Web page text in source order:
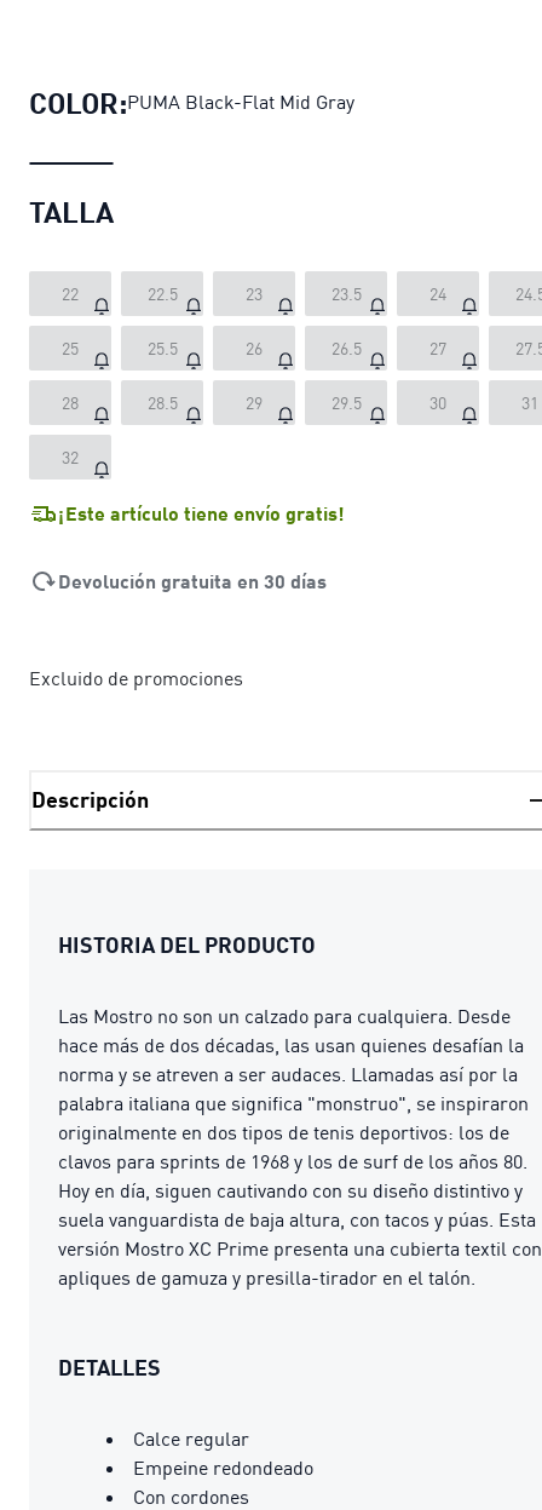
COLOR:PUMA Black-Flat Mid Gray
TALLA
22 22.5 23 23.5 24
25 25.5 26 26.5 27
28 28.5 29 29.5 30 31
32
¡Este artículo tiene envío gratis!
Devolución gratuita en 30 días
Excluido de promociones
Descripción
HISTORIA DEL PRODUCTO
Las Mostro no son un calzado para cualquiera. Desde
hace más de dos décadas, las usan quienes desafían la
norma y se atreven a ser audaces. Llamadas así por la
palabra italiana que significa "monstruo", se inspiraron
originalmente en dos tipos de tenis deportivos: los de
clavos para sprints de 1968 y los de surf de los años 80.
Hoy en día, siguen cautivando con su diseño distintivo y
suela vanguardista de baja altura, con tacos y púas. Esta
versión Mostro XC Prime presenta una cubierta textil con
apliques de gamuza y presilla-tirador en el talón.
DETALLES
Calce regular
Empeine redondeado
Con cordones